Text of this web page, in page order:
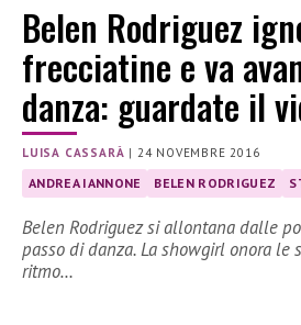
Belen Rodriguez
frecciatine e va
danza: guardate il
LUISA CASSARÀ | 24 NOVEMBRE 2016
ANDREA IANNONE BELEN RODRIGUEZ
Belen Rodriguez si allontana dalle
passo di danza. La showgirl onora le
ritmo…